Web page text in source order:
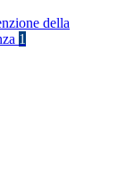
della
1